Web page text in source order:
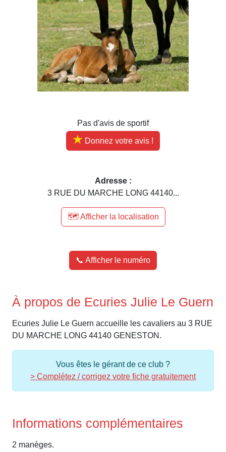
Pas d'avis de sportif
Donnez votre avis !
Adresse :
3 RUE DU MARCHE LONG 44140...
🗺️ Afficher la localisation
📞 Afficher le numéro
À propos de Ecuries Julie Le Guern
Ecuries Julie Le Guern accueille les cavaliers au 3 RUE
DU MARCHE LONG 44140 GENESTON.
Vous êtes le gérant de ce club ?
> Complétez / corrigez votre fiche gratuitement
Informations complémentaires
2 manèges.